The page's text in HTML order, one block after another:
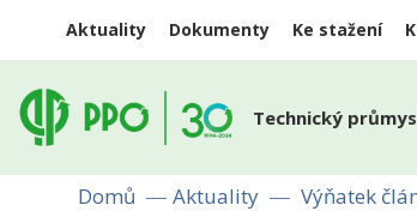
Aktuality Dokumenty Ke stažení
Technický
Domů Aktuality Výňatek